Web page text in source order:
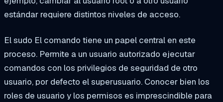
estándar requiere distintos niveles de acceso.
Elsudo El comando tiene un papel central en este
proceso. Permite a un usuario autorizado ejecutar
comandos con los privilegios de seguridad de otro
usuario, por defecto el superusuario. Conocer bien los
roles de usuario y los permisos es imprescindible para